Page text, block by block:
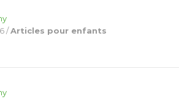
/Articles pour enfants